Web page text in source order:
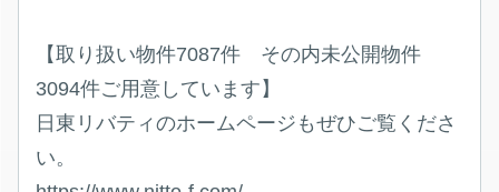
【取り扱い物件7087件 その内未公開物件
3094件ご用意しています】
日東リバティのホームページもぜひご覧くださ
い。